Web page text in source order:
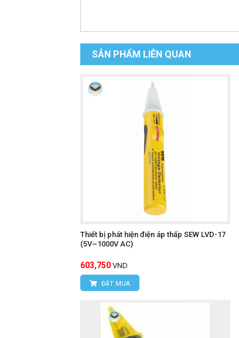
SẢN PHẨM LIÊN QUAN
Thiết bị phát hiện điện áp thấp SEW LVD-17
(5V~1000V AC)
603,750 VND
ĐẶT MUA